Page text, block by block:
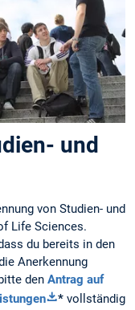
und
von Studien- und
Life Sciences.
du bereits in den
Anerkennung
den Antrag auf
* vollständig